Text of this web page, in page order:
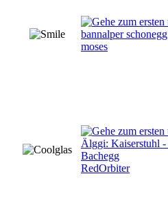
bannalper
moses
Älggi: Kaiserstuhl
Bachegg
RedOrbiter